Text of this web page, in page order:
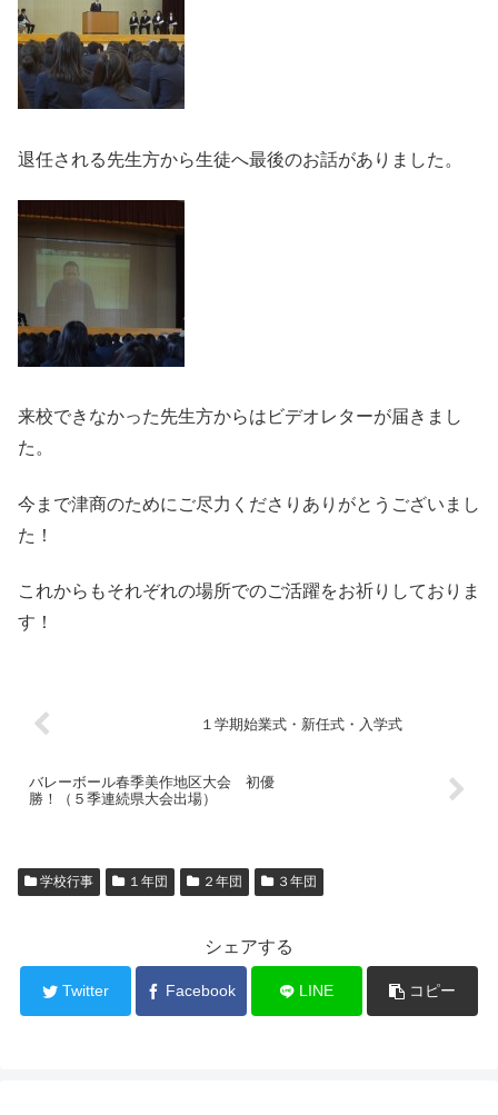
退任される先生方から生徒へ最後のお話がありました。
来校できなかった先生方からはビデオレターが届きまし
た。
今まで津商のためにご尽力くださりありがとうございまし
た！
これからもそれぞれの場所でのご活躍をお祈りしておりま
す！
１学期始業式・新任式・入学式
バレーボール春季美作地区大会 初優
勝！（５季連続県大会出場）
学校行事 １年団 ２年団 ３年団
シェアする
Twitter Facebook LINE コピー